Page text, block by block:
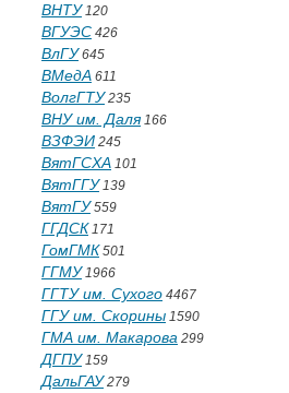
ВНТУ120
ВГУЭС 426
ВлГУ645
ВМедА 611
ВолгГТУ235
ВНУ им. Даля166
ВЗФЭИ 245
ВятГСХА 101
ВятГГУ139
ВятГУ559
ГГДСК 171
ГомГМК 501
ГГМУ1966
ГГТУ им. Сухого 4467
ГГУ им. Скорины 1590
ГМА им. Макарова 299
ДГПУ159
ДальГАУ279